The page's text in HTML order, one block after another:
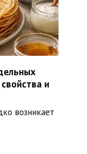
и
возникает